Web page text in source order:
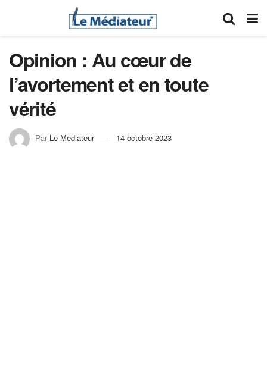
Opinion : Au cœur de
l’avortement et en toute
vérité
Par Le Mediateur 14 octobre 2023